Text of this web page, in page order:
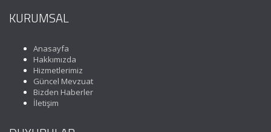
KURUMSAL
Anasayfa
Hakkımızda
Hizmetlerimiz
Güncel Mevzuat
Bizden Haberler
İletişim